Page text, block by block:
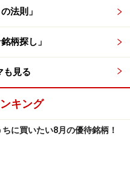
法則」
柄探し」
も見る
キング
ちに買いたい8月の優待銘柄！